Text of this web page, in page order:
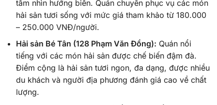
tầm nhìn hướng biển. Quán chuyên phục vụ các món
hải sản tươi sống với mức giá tham khảo từ 180.000
– 250.000 VNĐ/người.
Hải sản Bé Tân (128 Phạm Văn Đồng): Quán nổi
tiếng với các món hải sản được chế biến đậm đà.
Điểm cộng là hải sản tươi ngon, đa dạng, được nhiều
du khách và người địa phương đánh giá cao về chất
lượng.